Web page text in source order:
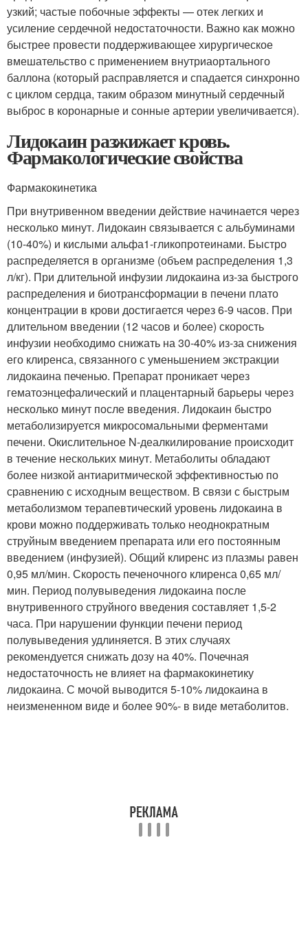
узкий; частые побочные эффекты — отек легких и
усиление сердечной недостаточности. Важно как можно
быстрее провести поддерживающее хирургическое
вмешательство с применением внутриаортального
баллона (который расправляется и спадается синхронно
с циклом сердца, таким образом минутный сердечный
выброс в коронарные и сонные артерии увеличивается).
Лидокаин разжижает кровь.
Фармакологические свойства
Фармакокинетика
При внутривенном введении действие начинается через
несколько минут. Лидокаин связывается с альбуминами
(10-40%) и кислыми альфа1-гликопротеинами. Быстро
распределяется в организме (объем распределения 1,3
л/кг). При длительной инфузии лидокаина из-за быстрого
распределения и биотрансформации в печени плато
концентрации в крови достигается через 6-9 часов. При
длительном введении (12 часов и более) скорость
инфузии необходимо снижать на 30-40% из-за снижения
его клиренса, связанного с уменьшением экстракции
лидокаина печенью. Препарат проникает через
гематоэнцефалический и плацентарный барьеры через
несколько минут после введения. Лидокаин быстро
метаболизируется микросомальными ферментами
печени. Окислительное N-деалкилирование происходит
в течение нескольких минут. Метаболиты обладают
более низкой антиаритмической эффективностью по
сравнению с исходным веществом. В связи с быстрым
метаболизмом терапевтический уровень лидокаина в
крови можно поддерживать только неоднократным
струйным введением препарата или его постоянным
введением (инфузией). Общий клиренс из плазмы равен
0,95 мл/мин. Скорость печеночного клиренса 0,65 мл/
мин. Период полувыведения лидокаина после
внутривенного струйного введения составляет 1,5-2
часа. При нарушении функции печени период
полувыведения удлиняется. В этих случаях
рекомендуется снижать дозу на 40%. Почечная
недостаточность не влияет на фармакокинетику
лидокаина. С мочой выводится 5-10% лидокаина в
неизмененном виде и более 90%- в виде метаболитов.